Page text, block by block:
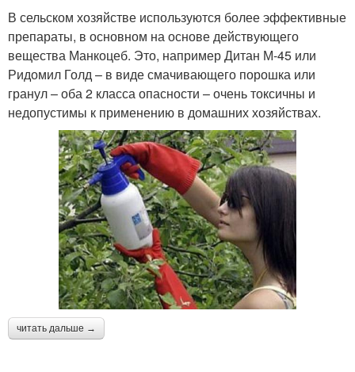
В сельском хозяйстве используются более эффективные
препараты, в основном на основе действующего
вещества Манкоцеб. Это, например Дитан М-45 или
Ридомил Голд – в виде смачивающего порошка или
гранул – оба 2 класса опасности – очень токсичны и
недопустимы к применению в домашних хозяйствах.
читать дальше →